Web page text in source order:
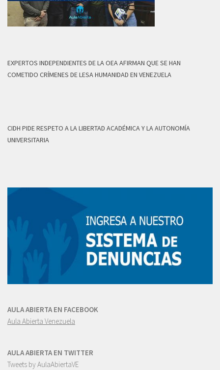
EXPERTOS INDEPENDIENTES DE LA OEA AFIRMAN QUE SE HAN
COMETIDO CRÍMENES DE LESA HUMANIDAD EN VENEZUELA
CIDH PIDE RESPETO A LA LIBERTAD ACADÉMICA Y LA AUTONOMÍA
UNIVERSITARIA
AULA ABIERTA EN FACEBOOK
Aula Abierta Venezuela
AULA ABIERTA EN TWITTER
Tweets by AulaAbiertaVE